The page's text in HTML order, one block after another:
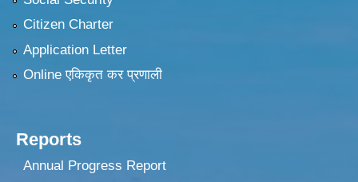
Citizen Charter
Application Letter
Online एकिकृत कर प्रणाली
Reports
Annual Progress Report